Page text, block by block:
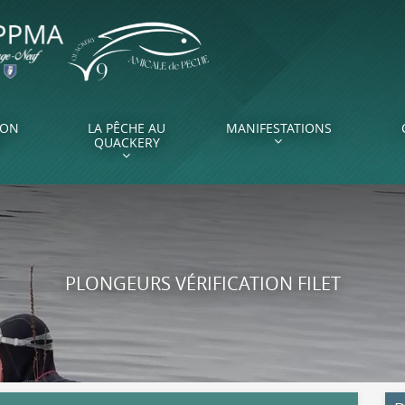
LA PÊCHE AU
QUACKERY
MANIFESTATIONS
PLONGEURS VÉRIFICATION FILET